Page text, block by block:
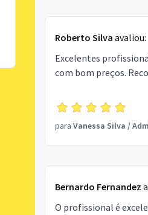
Roberto Silva avaliou:
Excelentes
com bom preços.
para Vanessa Silva /
Bernardo Fernandez
O profissional é